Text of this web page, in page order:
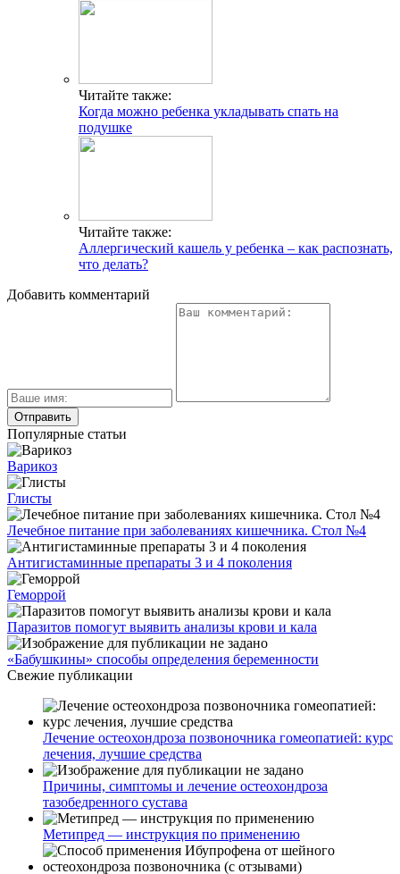
Читайте также:
Когда можно ребенка укладывать спать на
подушке
Читайте также:
Аллергический кашель у ребенка – как распознать,
что делать?
Добавить комментарий
Популярные статьи
Варикоз
Глисты
Лечебное питание при заболеваниях кишечника. Стол №4
Антигистаминные препараты 3 и 4 поколения
Геморрой
Паразитов помогут выявить анализы крови и кала
«Бабушкины» способы определения беременности
Свежие публикации
Лечение остеохондроза позвоночника гомеопатией: курс
лечения, лучшие средства
Причины, симптомы и лечение остеохондроза
тазобедренного сустава
Метипред — инструкция по применению